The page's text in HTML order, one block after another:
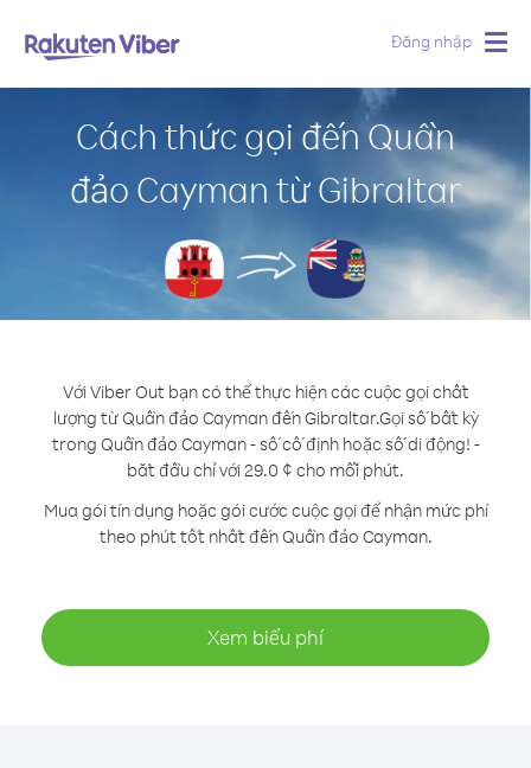
Đăng nhập
Cách thức gọi đến Quần
đảo Cayman từ Gibraltar
Với Viber Out bạn có thể thực hiện các cuộc gọi chất
lượng từ Quần đảo Cayman đến Gibraltar.Gọi số bất kỳ
trong Quần đảo Cayman - số cố định hoặc số di động! -
bắt đầu chỉ với 29.0 ¢ cho mỗi phút.
Mua gói tín dụng hoặc gói cước cuộc gọi để nhận mức phí
theo phút tốt nhất đến Quần đảo Cayman.
Xem biểu phí